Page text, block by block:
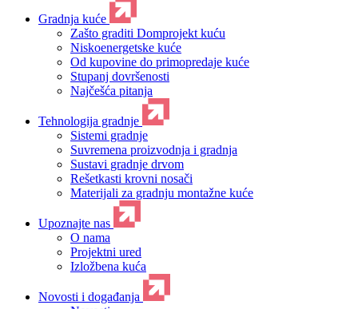
Gradnja kuće
Zašto graditi Domprojekt kuću
Niskoenergetske kuće
Od kupovine do primopredaje kuće
Stupanj dovršenosti
Najčešća pitanja
Tehnologija gradnje
Sistemi gradnje
Suvremena proizvodnja i gradnja
Sustavi gradnje drvom
Rešetkasti krovni nosači
Materijali za gradnju montažne kuće
Upoznajte nas
O nama
Projektni ured
Izložbena kuća
Novosti i događanja